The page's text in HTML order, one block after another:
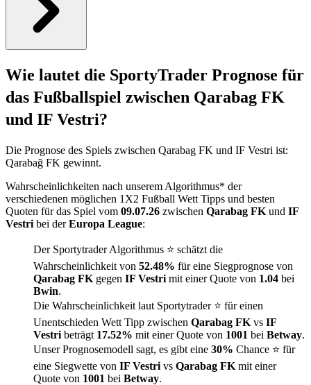
Wie lautet die SportyTrader Prognose für
das Fußballspiel zwischen Qarabag FK
und IF Vestri?
Die Prognose des Spiels zwischen Qarabag FK und IF Vestri ist:
Qarabağ FK gewinnt.
Wahrscheinlichkeiten nach unserem Algorithmus* der
verschiedenen möglichen 1X2 Fußball Wett Tipps und besten
Quoten für das Spiel vom 09.07.26 zwischen Qarabag FK und IF
Vestri bei derEuropa League:
Der Sportytrader Algorithmus ⭐ schätzt die
Wahrscheinlichkeit von 52.48% für eine Siegprognose von
Qarabag FK gegen IF Vestri mit einer Quote von 1.04 bei
Bwin.
Die Wahrscheinlichkeit laut Sportytrader ⭐ für einen
Unentschieden Wett Tipp zwischen Qarabag FK vs IF
Vestri beträgt 17.52% mit einer Quote von 1001 bei Betway.
Unser Prognosemodell sagt, es gibt eine 30% Chance ⭐ für
eine Siegwette von IF Vestri vs Qarabag FK mit einer
Quote von 1001 bei Betway.